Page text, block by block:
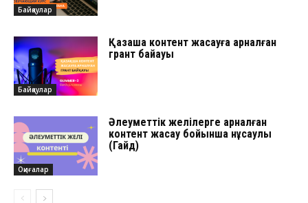
Байқаулар
Байқаулар
Қазақша контент жасауға арналған
грант байқауы
Оқиғалар
Әлеуметтік желілерге арналған
контент жасау бойынша нұсқаулық
(Гайд)